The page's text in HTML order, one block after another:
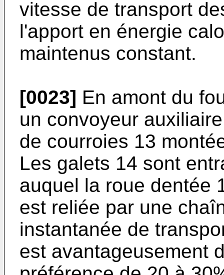
vitesse de transport
l'apport en énergie
maintenus constant.
[0023] En amont du
un convoyeur
de courroies 13
Les galets 14 sont
auquel la roue dentée
est reliée par une
instantanée de
est avantageusement